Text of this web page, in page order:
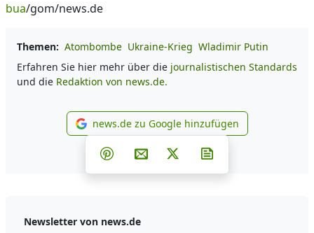
bua/gom/news.de
Themen: Atombombe Ukraine-Krieg Wladimir Putin
Erfahren Sie hier mehr über die journalistischen Standards
und die Redaktion von news.de.
news.de zu Google
news.de zu Google hinzufügen
Teilen auf Facebook
Teilen auf Whatsapp
Teilen auf Telegram
Teilen auf Pinterest
Per E-Mail teilen
Post auf X
Newsletter von news.de